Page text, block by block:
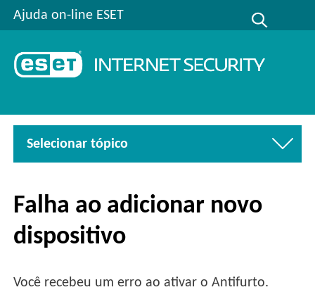
Ajuda on-line ESET
Selecionar tópico
Falha ao adicionar novo
dispositivo
Você recebeu um erro ao ativar o Antifurto.